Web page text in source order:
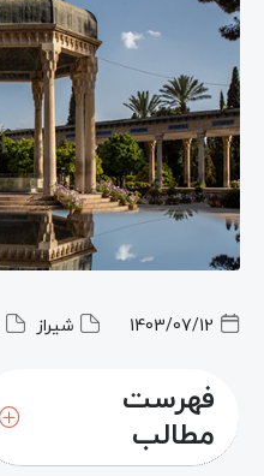
1403/07/12 شیراز
فهرست
مطالب